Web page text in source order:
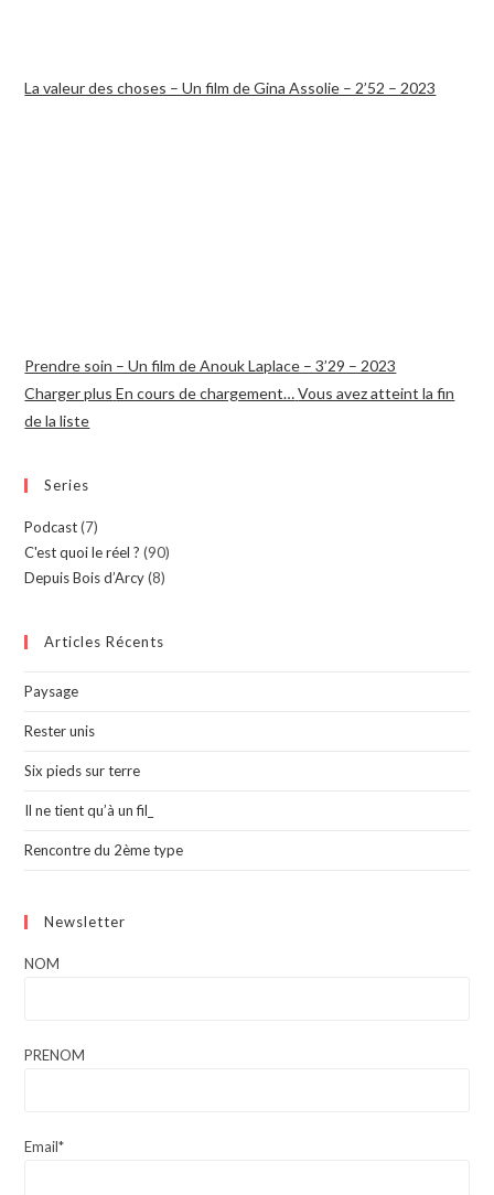
La valeur des choses – Un film de Gina Assolie – 2’52 – 2023
Prendre soin – Un film de Anouk Laplace – 3’29 – 2023
Charger plus En cours de chargement… Vous avez atteint la fin
de la liste
Series
Podcast (7)
C'est quoi le réel ? (90)
Depuis Bois d’Arcy (8)
Articles Récents
Paysage
Rester unis
Six pieds sur terre
Il ne tient qu’à un fil_
Rencontre du 2ème type
Newsletter
NOM
PRENOM
Email*